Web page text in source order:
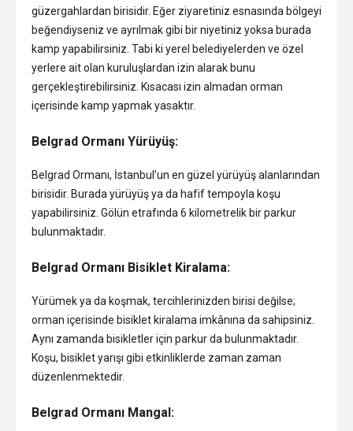
güzergahlardan birisidir. Eğer ziyaretiniz esnasında bölgeyi
beğendiyseniz ve ayrılmak gibi bir niyetiniz yoksa burada
kamp yapabilirsiniz. Tabi ki yerel belediyelerden ve özel
yerlere ait olan kuruluşlardan izin alarak bunu
gerçekleştirebilirsiniz. Kısacası izin almadan orman
içerisinde kamp yapmak yasaktır.
Belgrad Ormanı Yürüyüş:
Belgrad Ormanı, İstanbul’un en güzel yürüyüş alanlarından
birisidir. Burada yürüyüş ya da hafif tempoyla koşu
yapabilirsiniz. Gölün etrafında 6 kilometrelik bir parkur
bulunmaktadır.
Belgrad Ormanı Bisiklet Kiralama:
Yürümek ya da koşmak, tercihlerinizden birisi değilse;
orman içerisinde bisiklet kiralama imkânına da sahipsiniz.
Aynı zamanda bisikletler için parkur da bulunmaktadır.
Koşu, bisiklet yarışı gibi etkinliklerde zaman zaman
düzenlenmektedir.
Belgrad Ormanı Mangal: